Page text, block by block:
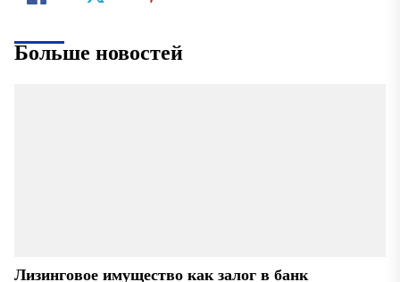
Больше новостей
Лизинговое имущество как залог в банк